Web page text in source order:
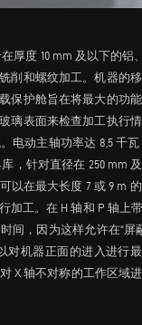
厚度 10 mm 及以下的
铣削和螺纹加工。机器
保护舱旨在将最大的功
璃表面来检查加工执行
电动主轴功率达 8,5 千
，针对直径在 250 mm
以在最大长度 7 或 9 m
加工。在 H 轴和 P 轴
间，因为这样允许在“
对机器正面的进入进
X 轴不对称的工作区域